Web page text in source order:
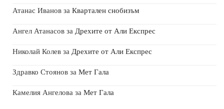
Атанас Иванов за Квартален снобизъм
Ангел Атанасов за Дрехите от Али Експрес
Николай Колев за Дрехите от Али Експрес
Здравко Стоянов за Мет Гала
Камелия Ангелова за Мет Гала